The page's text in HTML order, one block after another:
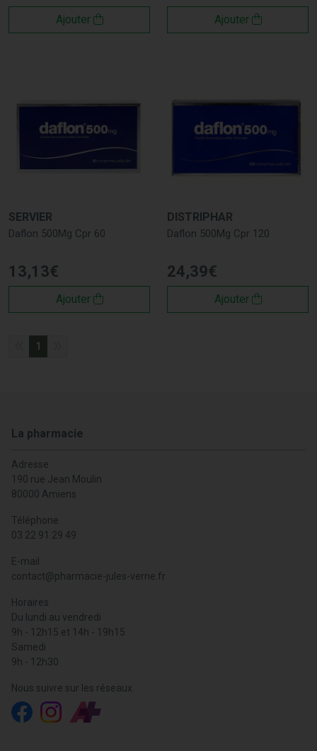
Ajouter Ajouter
SERVIER
Daflon 500Mg Cpr 60
13,13€
Ajouter
DISTRIPHAR
Daflon 500Mg Cpr 120
24,39€
Ajouter
1
La pharmacie
Adresse
190 rue Jean Moulin
80000 Amiens
Téléphone
03 22 91 29 49
E-mail
contact@pharmacie-jules-verne.fr
Horaires
Du lundi au vendredi
9h - 12h15 et 14h - 19h15
Samedi
9h - 12h30
Nous suivre sur les réseaux